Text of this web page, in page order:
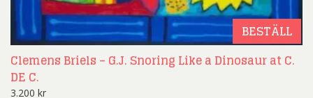
BESTÄLL
Clemens Briels – G.J. Snoring Like a Dinosaur at C.
DE C.
3.200 kr